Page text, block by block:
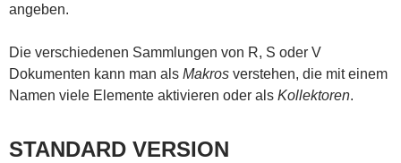
angeben.
Die verschiedenen Sammlungen von R, S oder V
Dokumenten kann man als Makros verstehen, die mit einem
Namen viele Elemente aktivieren oder als Kollektoren.
STANDARD VERSION